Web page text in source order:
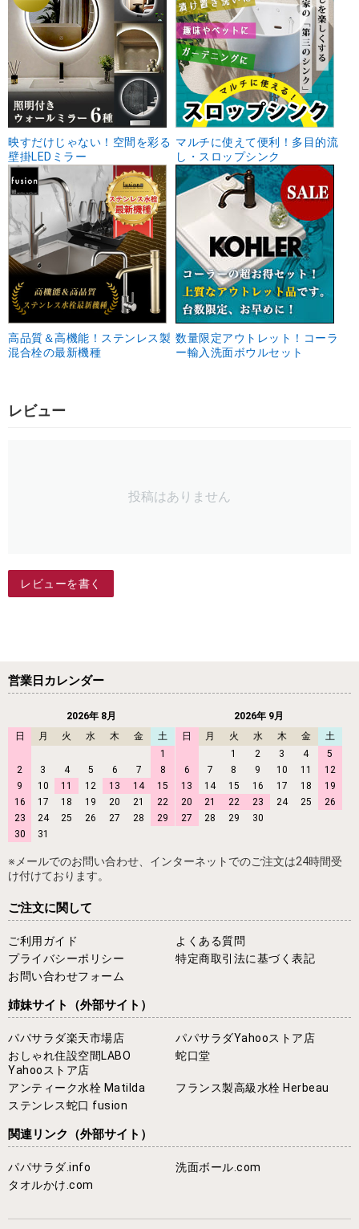
映すだけじゃない！空間を彩る
壁掛LEDミラー
マルチに使えて便利！多目的流
し・スロップシンク
高品質＆高機能！ステンレス製
混合栓の最新機種
数量限定アウトレット！コーラ
ー輸入洗面ボウルセット
レビュー
投稿はありません
レビューを書く
営業日カレンダー
2026年 8月
日
月 火 水 木 金
土
1
2
3 4 5 6 7
8
9
10 11 12 13 14
15
16
17 18 19 20 21
22
23
24 25 26 27 28
29
30
31
2026年 9月
日
月 火 水 木 金
土
1
2 3 4
5
6
7 8 9 10 11
12
13
14 15 16 17 18
19
20
21 22 23 24 25
26
27
28 29 30
※メールでのお問い合わせ、インターネットでのご注文は24時間受
け付けております。
ご注文に関して
ご利用ガイド
よくある質問
プライバシーポリシー
特定商取引法に基づく表記
お問い合わせフォーム
姉妹サイト （外部サイト）
パパサラダ楽天市場店
パパサラダYahooストア店
おしゃれ住設空間LABO
Yahooストア店
蛇口堂
アンティーク水栓 Matilda
フランス製高級水栓 Herbeau
ステンレス蛇口 fusion
関連リンク （外部サイト）
パパサラダ.info
洗面ボール.com
タオルかけ.com